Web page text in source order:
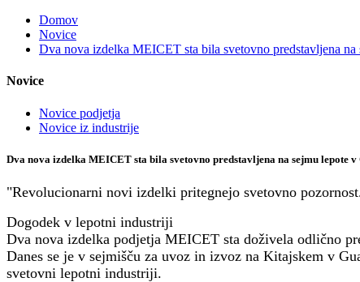
Domov
Novice
Dva nova izdelka MEICET sta bila svetovno predstavljena
Novice
Novice podjetja
Novice iz industrije
Dva nova izdelka MEICET sta bila svetovno predstavljena na sejmu lepote v
"Revolucionarni novi izdelki pritegnejo svetovno
Dogodek v lepotni industriji
Dva nova izdelka podjetja MEICET sta doživela odlično
Danes se je v sejmišču za uvoz in izvoz na Kitajskem v
svetovni lepotni industriji.